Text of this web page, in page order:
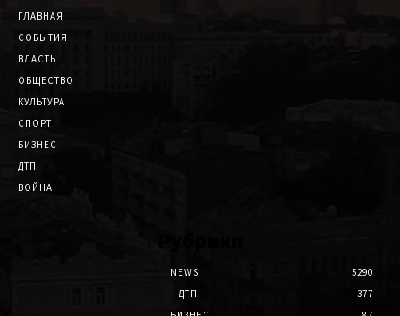
ГЛАВНАЯ
СОБЫТИЯ
ВЛАСТЬ
ОБЩЕСТВО
КУЛЬТУРА
СПОРТ
БИЗНЕС
ДТП
ВОЙНА
NEWS
5290
ДТП
377